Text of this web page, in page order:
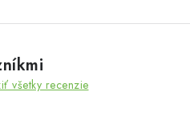
všetky recenzie